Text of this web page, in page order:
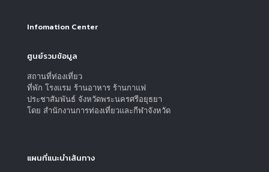
Infomation Center
ศูนย์รวมข้อมูล
สถานที่ท่องเที่ยว
ที่พัก โรงแรม ร้านอาหาร ร้านกาแฟ
ประชาสัมพันธ์ จังหวัดพระนครศรีอยุธยา
โดย สำนักงานการท่องเที่ยวและกีฬาจังหวัด
แผนที่แนะนำเส้นทาง